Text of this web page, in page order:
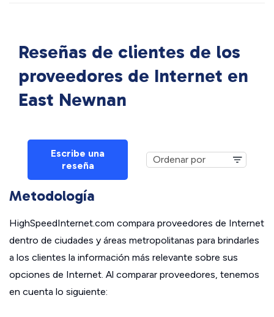
Reseñas de clientes de los
proveedores de Internet en
East Newnan
Escribe una
reseña
Metodología
HighSpeedInternet.com compara proveedores de Internet
dentro de ciudades y áreas metropolitanas para brindarles
a los clientes la información más relevante sobre sus
opciones de Internet. Al comparar proveedores, tenemos
en cuenta lo siguiente: